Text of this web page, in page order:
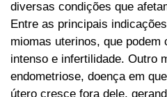
diversas condições que
Entre as principais
miomas uterinos, que podem
intenso e infertilidade. Outro
endometriose, doença em
útero cresce fora dele,